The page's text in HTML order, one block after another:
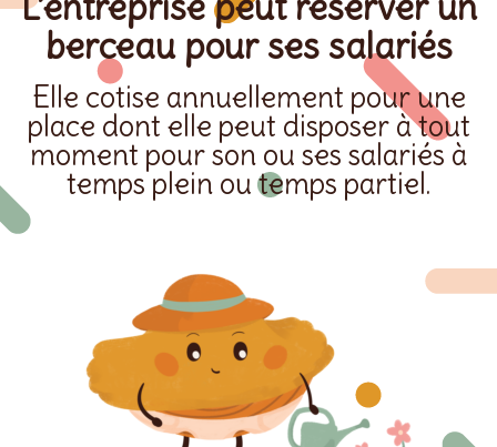
berceau pour ses salariés
Elle cotise annuellement pour une
place dont elle peut disposer à tout
moment pour son ou ses salariés à
temps plein ou temps partiel.